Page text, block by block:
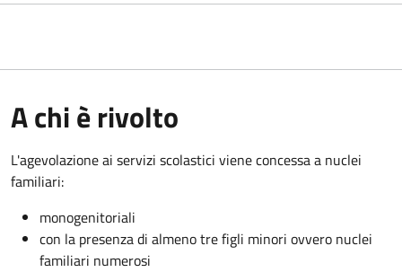
A chi è rivolto
L'agevolazione ai servizi scolastici viene concessa a nuclei
familiari:
monogenitoriali
con la presenza di almeno tre figli minori ovvero nuclei
familiari numerosi